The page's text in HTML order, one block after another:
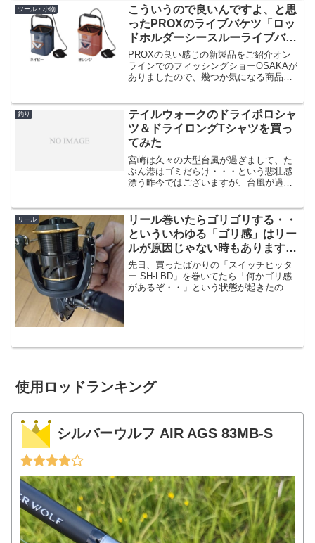
ハタをヒットさせているのがこの「ジグ
ラバー スルー」ですね。ジ...
ツール・小物
こういうので良いんですよ、と思
ったPROXのライブバケツ「ロッ
ドホルダーシースルーライブバケ
ツ」
PROXの良い感じの新製品をご紹介オン
ラインでのフィッシングショーOSAKAが
ありましたので、幾つか気になる商品を
なりますが、PROXの「ロッドホルダー
シースルーライブ...
釣り
テイルウォークのドライポロシャ
ツ＆ドライロングTシャツを買っ
てみた
宮崎は久々の大型台風が過ぎまして、た
ぶん港はゴミだらけ・・・という悲壮感
漂う昨今ではございますが、台風が過ぎ
も、僕は真夏も真冬もやってますけど
ね！宮崎は真冬でも昼間は気...
リール
リール巻いたらゴリゴリする・・
といういわゆる「ゴリ感」はリー
ルが原因じゃない時もあります
よ。
先日、買ったばかりの「スイッチヒッタ
ー SH-LBD」を巻いてたら「何かゴリ感
があるぞ・・」という状態が起きたので
使用ロッドランキング
シルバーウルフ AIR AGS 83MB-S